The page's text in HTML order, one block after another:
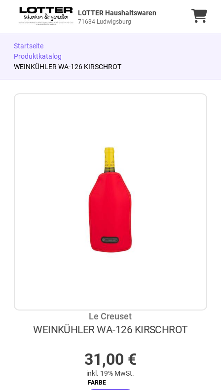
LOTTER Haushaltswaren
71634 Ludwigsburg
Startseite
Produktkatalog
WEINKÜHLER WA-126 KIRSCHROT
Le Creuset
WEINKÜHLER WA-126 KIRSCHROT
31,00 €
inkl. 19% MwSt.
FARBE